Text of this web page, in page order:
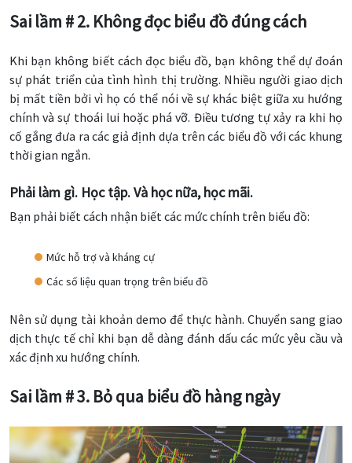
Sai lầm # 2. Không đọc biểu đồ đúng cách
Khi bạn không biết cách đọc biểu đồ, bạn không thể dự đoán
sự phát triển của tình hình thị trường. Nhiều người giao dịch
bị mất tiền bởi vì họ có thể nói về sự khác biệt giữa xu hướng
chính và sự thoái lui hoặc phá vỡ. Điều tương tự xảy ra khi họ
cố gắng đưa ra các giả định dựa trên các biểu đồ với các khung
thời gian ngắn.
Phải làm gì. Học tập. Và học nữa, học mãi.
Bạn phải biết cách nhận biết các mức chính trên biểu đồ:
Mức hỗ trợ và kháng cự
Các số liệu quan trọng trên biểu đồ
Nên sử dụng tài khoản demo để thực hành. Chuyển sang giao
dịch thực tế chỉ khi bạn dễ dàng đánh dấu các mức yêu cầu và
xác định xu hướng chính.
Sai lầm # 3. Bỏ qua biểu đồ hàng ngày